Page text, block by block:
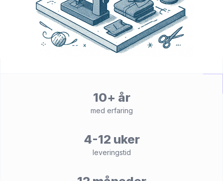
10+ år
med erfaring
4-12 uker
leveringstid